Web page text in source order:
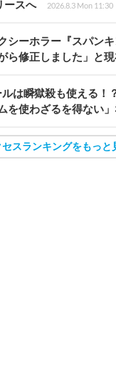
ースへ
2026.8.3 Mon 11:30
ーホラー『スパン
ら修正しました」と
は瞬獄殺も使える
を使わざるを得ない
セスランキングをもっと